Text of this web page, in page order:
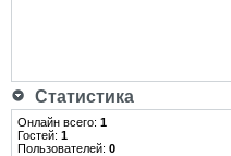
Статистика
Онлайн всего: 1
Гостей: 1
Пользователей: 0